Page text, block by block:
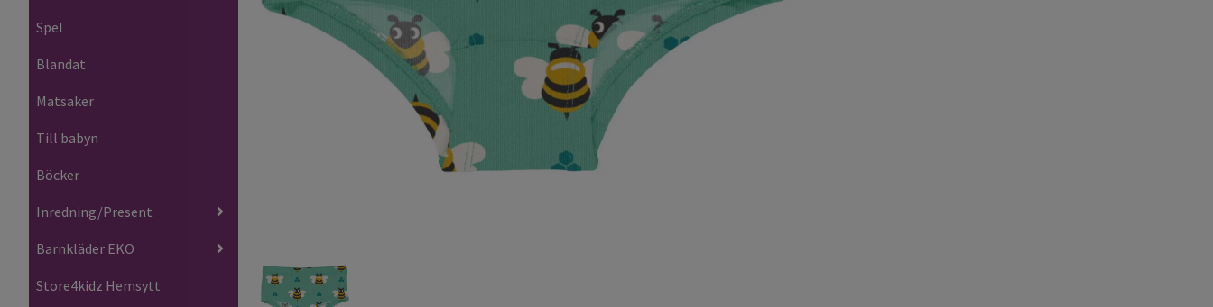
Spel
Blandat
Matsaker
Till babyn
Böcker
Inredning/Present
Barnkläder EKO
Store4kidz Hemsytt